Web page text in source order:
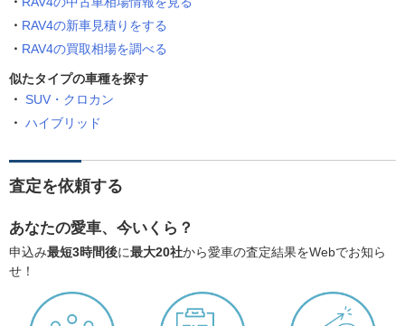
RAV4の新車見積りをする
RAV4の買取相場を調べる
似たタイプの車種を探す
SUV・クロカン
ハイブリッド
査定を依頼する
あなたの愛車、今いくら？
申込み最短3時間後に最大20社から愛車の査定結果をWebでお知ら
せ！